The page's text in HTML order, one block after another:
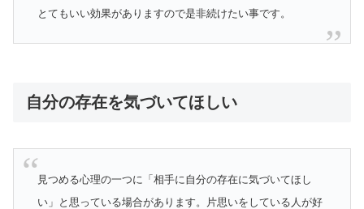
とてもいい効果がありますので是非続けたい事です。
自分の存在を気づいてほしい
見つめる心理の一つに「相手に自分の存在に気づいてほし
い」と思っている場合があります。片思いをしている人が好